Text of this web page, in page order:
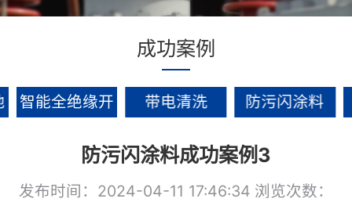
成功案例
智能全绝缘开
带电清洗 防污闪涂料
防污闪涂料成功案例3
发布时间：2024-04-11 17:46:34 浏览次数：